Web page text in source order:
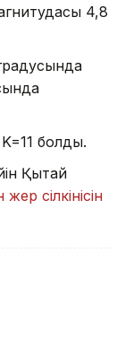
4,8
K=11 болды.
Қытай
сілкінісін